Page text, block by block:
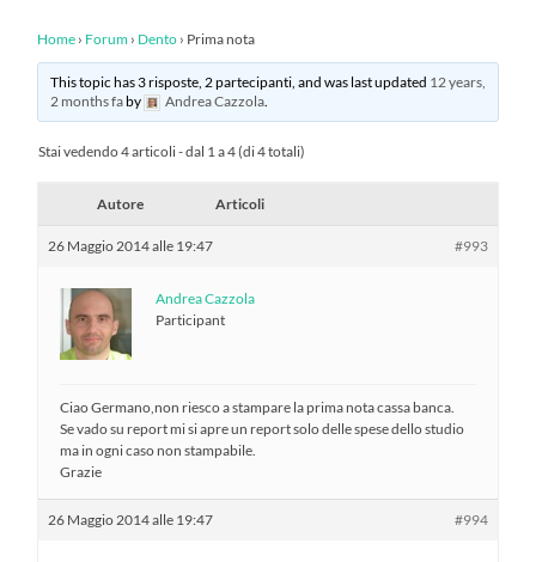
Home › Forum › Dento › Prima nota
This topic has 3 risposte, 2 partecipanti, and was last updated 12 years,
2 months faby Andrea Cazzola.
Stai vedendo 4 articoli - dal 1 a 4 (di 4 totali)
Autore Articoli
26 Maggio 2014 alle 19:47 #993
Andrea Cazzola
Participant
Ciao Germano,non riesco a stampare la prima nota cassa banca.
Se vado su report mi si apre un report solo delle spese dello studio
ma in ogni caso non stampabile.
Grazie
26 Maggio 2014 alle 19:47 #994